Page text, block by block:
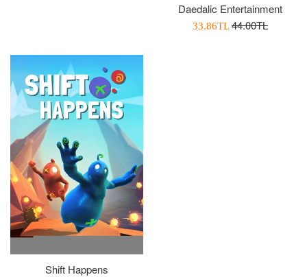
Daedalic Entertainment
İndirimli
33.86TLNormal
44.00TL
Shift Happens